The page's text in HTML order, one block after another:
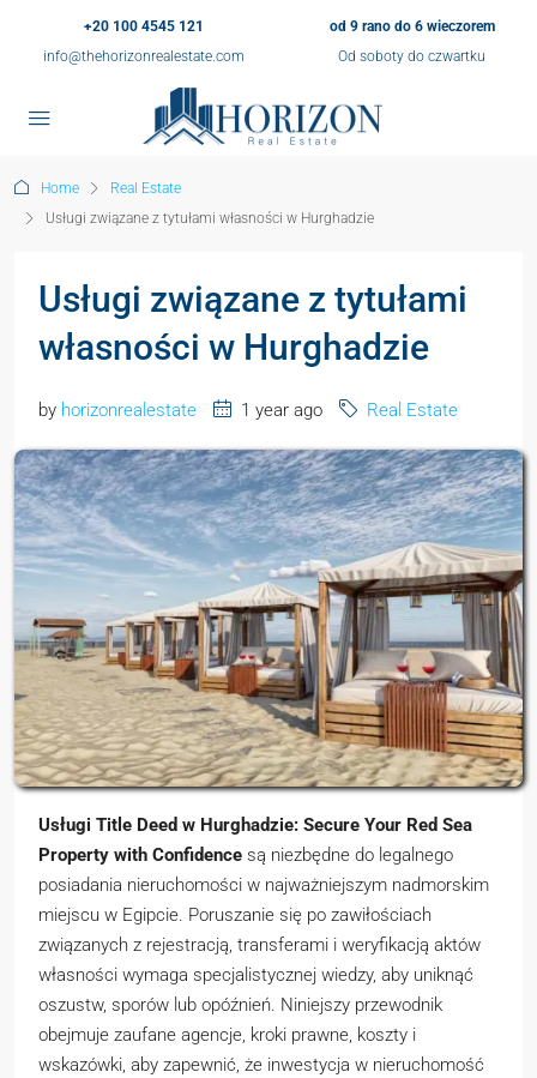
+20 100 4545 121
info@thehorizonrealestate.com
od 9 rano do 6 wieczorem
Od soboty do czwartku
Home
Real Estate
Usługi związane z tytułami własności w Hurghadzie
Usługi związane z tytułami
własności w Hurghadzie
by horizonrealestate 1 year ago Real Estate
Usługi Title Deed w Hurghadzie: Secure Your Red Sea
Property with Confidence są niezbędne do legalnego
posiadania nieruchomości w najważniejszym nadmorskim
miejscu w Egipcie. Poruszanie się po zawiłościach
związanych z rejestracją, transferami i weryfikacją aktów
własności wymaga specjalistycznej wiedzy, aby uniknąć
oszustw, sporów lub opóźnień. Niniejszy przewodnik
obejmuje zaufane agencje, kroki prawne, koszty i
wskazówki, aby zapewnić, że inwestycja w nieruchomość